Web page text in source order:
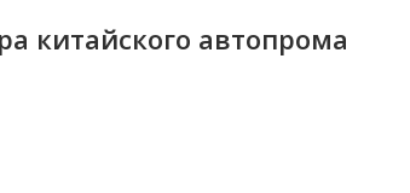
китайского автопрома